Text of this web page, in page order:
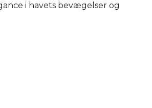
i havets bevægelser og